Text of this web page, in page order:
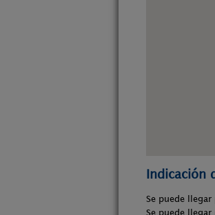
Indicación
Se puede
Se puede